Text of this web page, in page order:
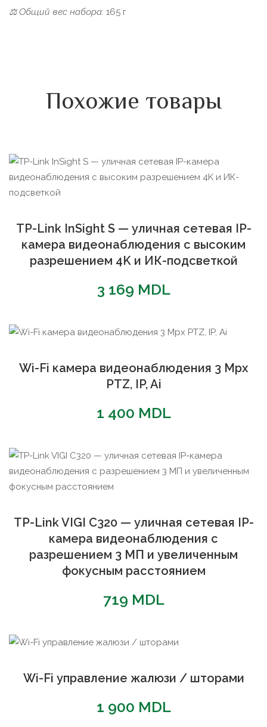
⚖ Общий вес набора: 165 г
Похожие товары
TP-Link InSight S — уличная сетевая IP-
камера видеонаблюдения с высоким
разрешением 4K и ИК-подсветкой
3 169 MDL
Wi-Fi камера видеонаблюдения 3 Mpx
PTZ, IP, Ai
1 400 MDL
TP-Link VIGI C320 — уличная сетевая IP-
камера видеонаблюдения с
разрешением 3 МП и увеличенным
фокусным расстоянием
719 MDL
Wi-Fi управление жалюзи / шторами
1 900 MDL